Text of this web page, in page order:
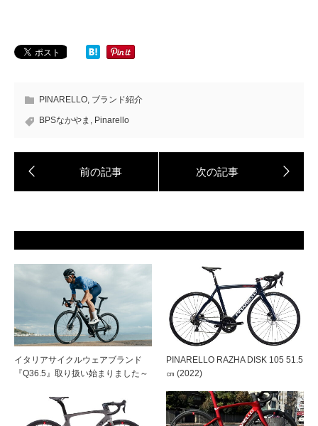
PINARELLO ブランド紹介
BPSなかやま Pinarello
イタリアサイクルウェアブランド
『Q36.5』取り扱い始まりました～
PINARELLO RAZHA DISK 105 51.5
㎝ (2022)